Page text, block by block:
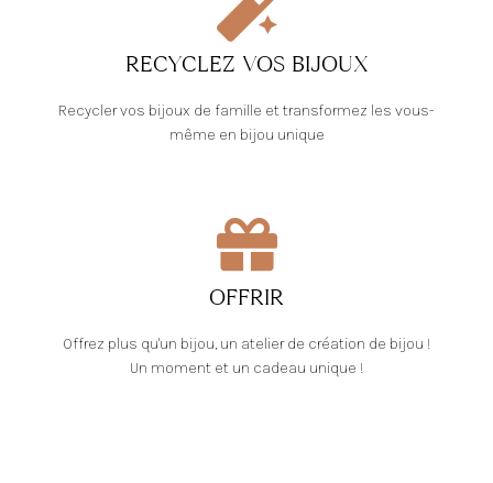
OFFRIR
Offrez plus qu'un bijou, un atelier de création de bijou !
Un moment et un cadeau unique !
RECYCLEZ VOS BIJOUX
Recycler vos bijoux de famille et transformez les vous-
même en bijou unique